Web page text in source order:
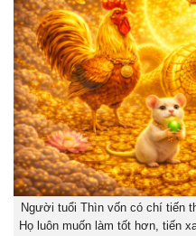
Người tuổi Thìn vốn có chí tiến
Họ luôn muốn làm tốt hơn, tiến